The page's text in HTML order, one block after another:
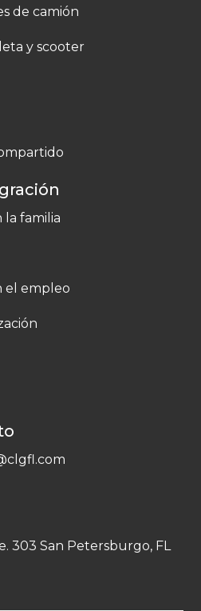
de camión
y scooter
la familia
el empleo
303 San Petersburgo, FL